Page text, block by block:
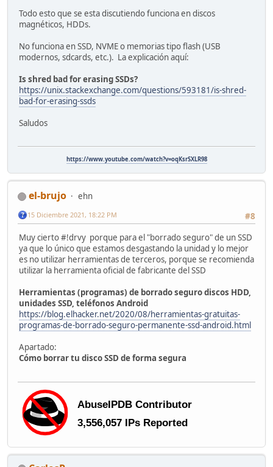
Todo esto que se esta discutiendo funciona en discos
magnéticos, HDDs.
No funciona en SSD, NVME o memorias tipo flash (USB
modernos, sdcards, etc.). La explicación aquí:
Is shred bad for erasing SSDs?
https://unix.stackexchange.com/questions/593181/is-shred-
bad-for-erasing-ssds
Saludos
https://www.youtube.com/watch?v=oqKsrSXLR98
el-brujo
ehn
#8
15 Diciembre 2021, 18:22 PM
Muy cierto #!drvy porque para el "borrado seguro" de un SSD
ya que lo único que estamos desgastando la unidad y lo mejor
es no utilizar herramientas de terceros, porque se recomienda
utilizar la herramienta oficial de fabricante del SSD
Herramientas (programas) de borrado seguro discos HDD,
unidades SSD, teléfonos Android
https://blog.elhacker.net/2020/08/herramientas-gratuitas-
programas-de-borrado-seguro-permanente-ssd-android.html
Apartado:
Cómo borrar tu disco SSD de forma segura